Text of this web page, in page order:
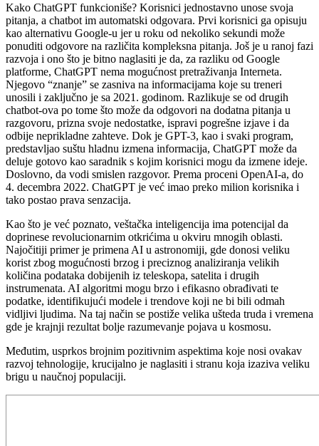
Kako ChatGPT funkcioniše? Korisnici jednostavno unose svoja
pitanja, a chatbot im automatski odgovara. Prvi korisnici ga opisuju
kao alternativu Google-u jer u roku od nekoliko sekundi može
ponuditi odgovore na različita kompleksna pitanja. Još je u ranoj fazi
razvoja i ono što je bitno naglasiti je da, za razliku od Google
platforme, ChatGPT nema mogućnost pretraživanja Interneta.
Njegovo “znanje” se zasniva na informacijama koje su treneri
unosili i zaključno je sa 2021. godinom. Razlikuje se od drugih
chatbot-ova po tome što može da odgovori na dodatna pitanja u
razgovoru, prizna svoje nedostatke, ispravi pogrešne izjave i da
odbije neprikladne zahteve. Dok je GPT-3, kao i svaki program,
predstavljao suštu hladnu izmena informacija, ChatGPT može da
deluje gotovo kao saradnik s kojim korisnici mogu da izmene ideje.
Doslovno, da vodi smislen razgovor. Prema proceni OpenAI-a, do
4. decembra 2022. ChatGPT je već imao preko milion korisnika i
tako postao prava senzacija.
Kao što je već poznato, veštačka inteligencija ima potencijal da
doprinese revolucionarnim otkrićima u okviru mnogih oblasti.
Najočitiji primer je primena AI u astronomiji, gde donosi veliku
korist zbog mogućnosti brzog i preciznog analiziranja velikih
količina podataka dobijenih iz teleskopa, satelita i drugih
instrumenata. AI algoritmi mogu brzo i efikasno obrađivati te
podatke, identifikujući modele i trendove koji ne bi bili odmah
vidljivi ljudima. Na taj način se postiže velika ušteda truda i vremena
gde je krajnji rezultat bolje razumevanje pojava u kosmosu.
Međutim, usprkos brojnim pozitivnim aspektima koje nosi ovakav
razvoj tehnologije, krucijalno je naglasiti i stranu koja izaziva veliku
brigu u naučnoj populaciji.